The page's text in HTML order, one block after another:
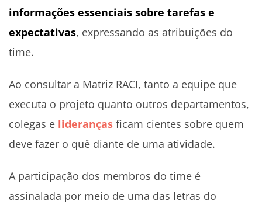
informações essenciais sobre tarefas e
expectativas, expressando as atribuições do
time.
Ao consultar a Matriz RACI, tanto a equipe que
executa o projeto quanto outros departamentos,
colegas e lideranças ficam cientes sobre quem
deve fazer o quê diante de uma atividade.
A participação dos membros do time é
assinalada por meio de uma das letras do